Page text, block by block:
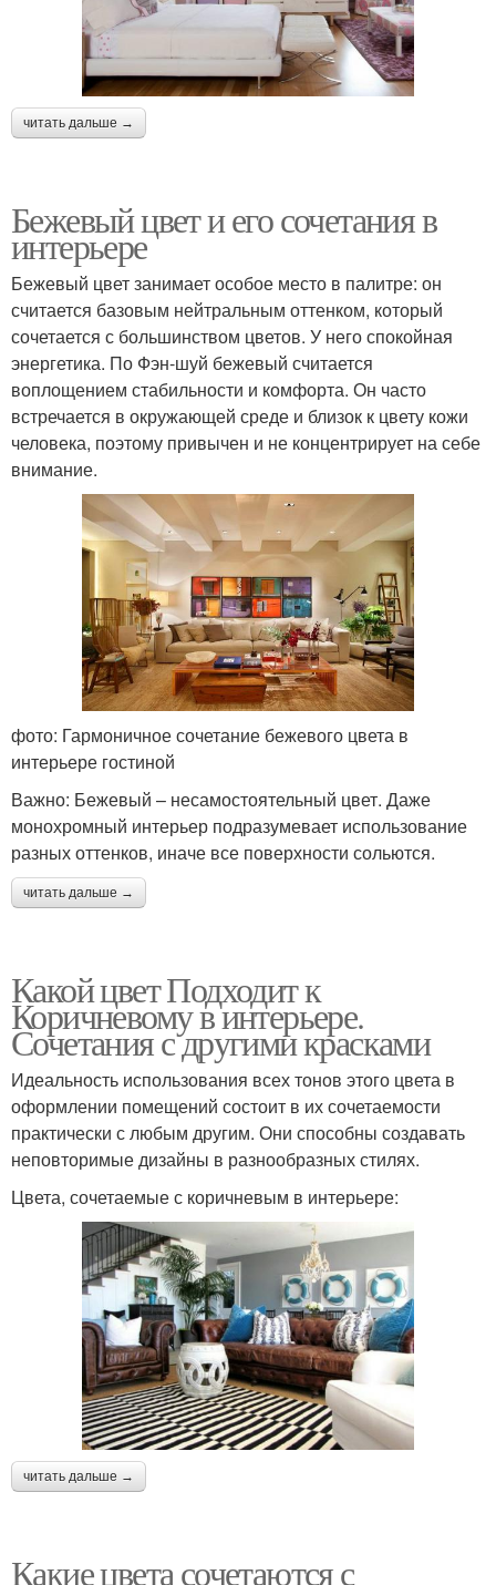
читать дальше →
Бежевый цвет и его сочетания в
интерьере
Бежевый цвет занимает особое место в палитре: он
считается базовым нейтральным оттенком, который
сочетается с большинством цветов. У него спокойная
энергетика. По Фэн-шуй бежевый считается
воплощением стабильности и комфорта. Он часто
встречается в окружающей среде и близок к цвету кожи
человека, поэтому привычен и не концентрирует на себе
внимание.
фото: Гармоничное сочетание бежевого цвета в
интерьере гостиной
Важно: Бежевый – несамостоятельный цвет. Даже
монохромный интерьер подразумевает использование
разных оттенков, иначе все поверхности сольются.
читать дальше →
Какой цвет Подходит к
Коричневому в интерьере.
Сочетания с другими красками
Идеальность использования всех тонов этого цвета в
оформлении помещений состоит в их сочетаемости
практически с любым другим. Они способны создавать
неповторимые дизайны в разнообразных стилях.
Цвета, сочетаемые с коричневым в интерьере:
читать дальше →
Какие цвета сочетаются с